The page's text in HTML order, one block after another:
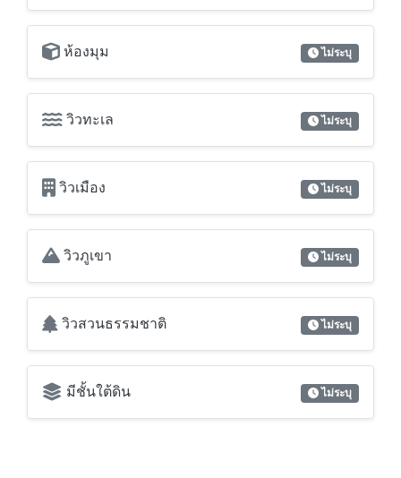
วิวเมือง ไม่ระบุ
วิวภูเขา ไม่ระบุ
วิวสวนธรรมชาติ ไม่ระบุ
มีชั้นใต้ดิน ไม่ระบุ